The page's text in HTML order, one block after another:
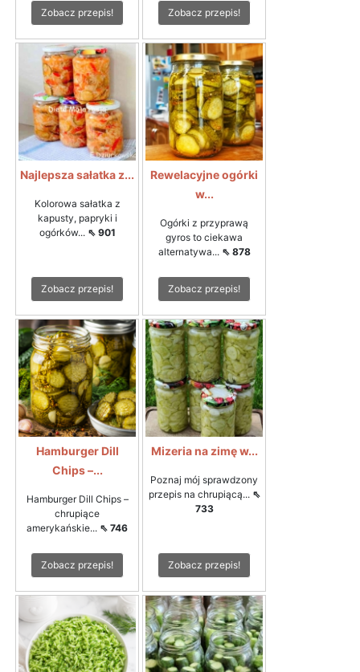
Zobacz przepis!
Zobacz przepis!
Najlepsza sałatka z...
Kolorowa sałatka z
kapusty, papryki i
ogórków... ⇖ 901
Zobacz przepis!
Rewelacyjne ogórki
w...
Ogórki z przyprawą
gyros to ciekawa
alternatywa... ⇖ 878
Zobacz przepis!
Hamburger Dill
Chips –...
Hamburger Dill Chips –
chrupiące
amerykańskie... ⇖ 746
Zobacz przepis!
Mizeria na zimę w...
Poznaj mój sprawdzony
przepis na chrupiącą... ⇖
733
Zobacz przepis!